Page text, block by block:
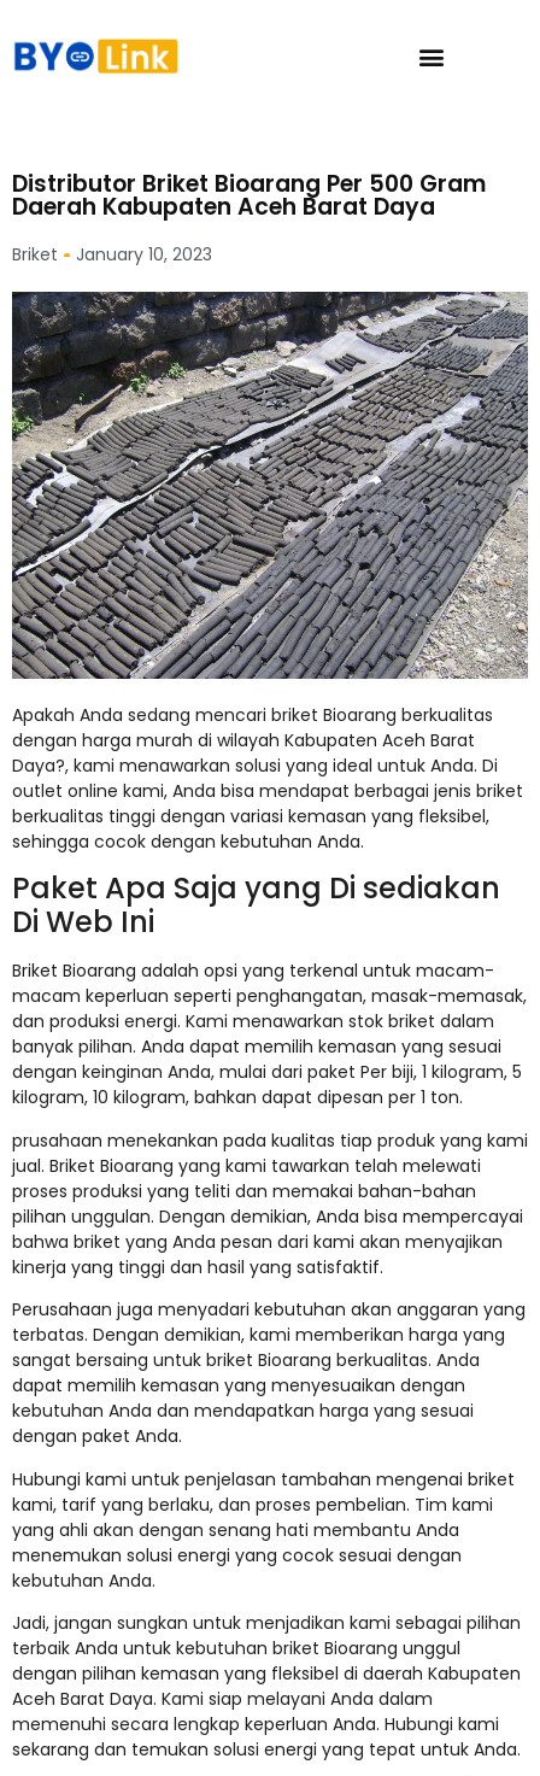
Distributor Briket Bioarang Per 500 Gram
Daerah Kabupaten Aceh Barat Daya
Briket January 10, 2023
Apakah Anda sedang mencari briket Bioarang berkualitas
dengan harga murah di wilayah Kabupaten Aceh Barat
Daya?, kami menawarkan solusi yang ideal untuk Anda. Di
outlet online kami, Anda bisa mendapat berbagai jenis briket
berkualitas tinggi dengan variasi kemasan yang fleksibel,
sehingga cocok dengan kebutuhan Anda.
Paket Apa Saja yang Di sediakan
Di Web Ini
Briket Bioarang adalah opsi yang terkenal untuk macam-
macam keperluan seperti penghangatan, masak-memasak,
dan produksi energi. Kami menawarkan stok briket dalam
banyak pilihan. Anda dapat memilih kemasan yang sesuai
dengan keinginan Anda, mulai dari paket Per biji, 1 kilogram, 5
kilogram, 10 kilogram, bahkan dapat dipesan per 1 ton.
prusahaan menekankan pada kualitas tiap produk yang kami
jual. Briket Bioarang yang kami tawarkan telah melewati
proses produksi yang teliti dan memakai bahan-bahan
pilihan unggulan. Dengan demikian, Anda bisa mempercayai
bahwa briket yang Anda pesan dari kami akan menyajikan
kinerja yang tinggi dan hasil yang satisfaktif.
Perusahaan juga menyadari kebutuhan akan anggaran yang
terbatas. Dengan demikian, kami memberikan harga yang
sangat bersaing untuk briket Bioarang berkualitas. Anda
dapat memilih kemasan yang menyesuaikan dengan
kebutuhan Anda dan mendapatkan harga yang sesuai
dengan paket Anda.
Hubungi kami untuk penjelasan tambahan mengenai briket
kami, tarif yang berlaku, dan proses pembelian. Tim kami
yang ahli akan dengan senang hati membantu Anda
menemukan solusi energi yang cocok sesuai dengan
kebutuhan Anda.
Jadi, jangan sungkan untuk menjadikan kami sebagai pilihan
terbaik Anda untuk kebutuhan briket Bioarang unggul
dengan pilihan kemasan yang fleksibel di daerah Kabupaten
Aceh Barat Daya. Kami siap melayani Anda dalam
memenuhi secara lengkap keperluan Anda. Hubungi kami
sekarang dan temukan solusi energi yang tepat untuk Anda.